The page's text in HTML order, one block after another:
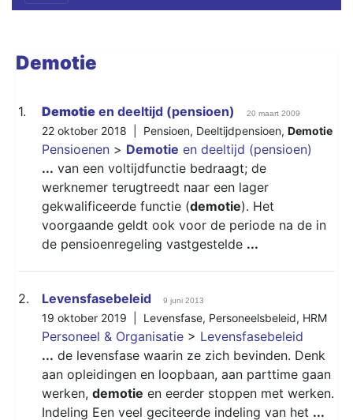
Demotie
1. Demotie en deeltijd (pensioen) 20 maart 2009
22 oktober 2018 | Pensioen, Deeltijdpensioen, Demotie
Pensioenen > Demotie en deeltijd (pensioen)
... van een voltijdfunctie bedraagt; de
werknemer terugtreedt naar een lager
gekwalificeerde functie (demotie). Het
voorgaande geldt ook voor de periode na de in
de pensioenregeling vastgestelde ...
2. Levensfasebeleid 9 juni 2013
19 oktober 2019 | Levensfase, Personeelsbeleid, HRM
Personeel & Organisatie > Levensfasebeleid
... de levensfase waarin ze zich bevinden. Denk
aan opleidingen en loopbaan, aan parttime gaan
werken, demotie en eerder stoppen met werken.
Indeling Een veel geciteerde indeling van het ...